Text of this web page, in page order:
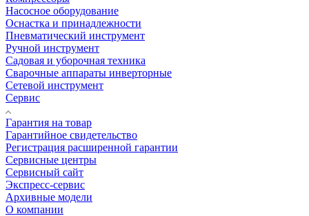
Насосное оборудование
Оснастка и принадлежности
Пневматический инструмент
Ручной инструмент
Садовая и уборочная техника
Сварочные аппараты инверторные
Сетевой инструмент
Сервис
Гарантия на товар
Гарантийное свидетельство
Регистрация расширенной гарантии
Сервисные центры
Сервисный сайт
Экспресс-сервис
Архивные модели
О компании